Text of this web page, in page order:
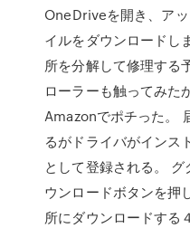
OneDriveを開き、ア
イルをダウンロードし
所を分解して修理する
ローラーも触ってみた
Amazonでポチった。
るがドライバがインス
として登録される。
ウンロードボタンを押
所にダウンロードする